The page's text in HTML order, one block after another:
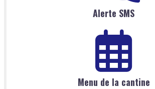
Alerte SMS
Menu de la cantine